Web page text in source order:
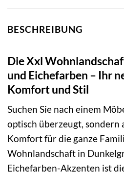
BESCHREIBUNG
Die Xxl
und Eichefarben – Ihr
Komfort und Stil
Suchen Sie nach einem
optisch überzeugt, sondern
Komfort für die ganze
Wohnlandschaft in
Eichefarben-Akzenten ist